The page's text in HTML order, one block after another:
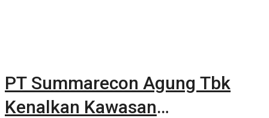
PT Summarecon Agung Tbk
Kenalkan Kawasan